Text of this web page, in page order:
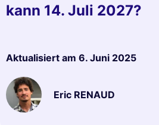
kann 14. Juli 2027?
Aktualisiert am 6. Juni 2025
Eric RENAUD